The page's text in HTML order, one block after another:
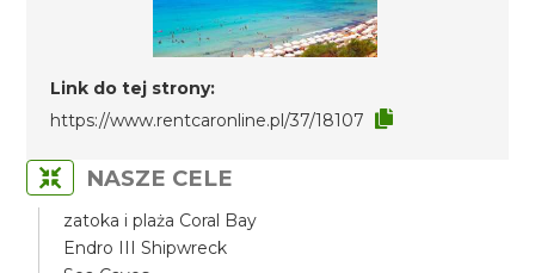
Link do tej strony:
https://www.rentcaronline.pl/37/18107
NASZE CELE
zatoka i plaża Coral Bay
Endro III Shipwreck